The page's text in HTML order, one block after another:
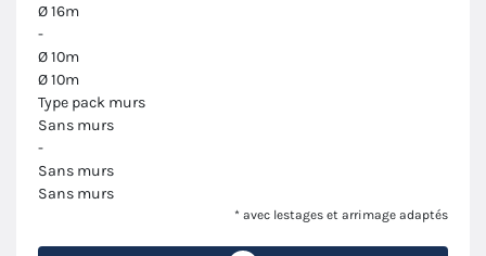
Ø 16m
-
Ø 10m
Ø 10m
Type pack murs
Sans murs
-
Sans murs
Sans murs
* avec lestages et arrimage adaptés